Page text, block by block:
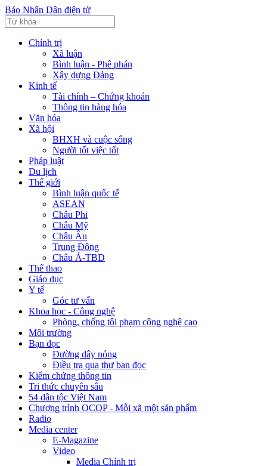
Báo Nhân Dân điện tử
Chính trị
Xã luận
Bình luận - Phê phán
Xây dựng Đảng
Kinh tế
Tài chính – Chứng khoán
Thông tin hàng hóa
Văn hóa
Xã hội
BHXH và cuộc sống
Người tốt việc tốt
Pháp luật
Du lịch
Thế giới
Bình luận quốc tế
ASEAN
Châu Phi
Châu Mỹ
Châu Âu
Trung Đông
Châu Á-TBD
Thể thao
Giáo dục
Y tế
Góc tư vấn
Khoa học - Công nghệ
Phòng, chống tội phạm công nghệ cao
Môi trường
Bạn đọc
Đường dây nóng
Điều tra qua thư bạn đọc
Kiểm chứng thông tin
Tri thức chuyên sâu
54 dân tộc Việt Nam
Chương trình OCOP - Mỗi xã một sản phẩm
Radio
Media center
E-Magazine
Video
Media Chính trị